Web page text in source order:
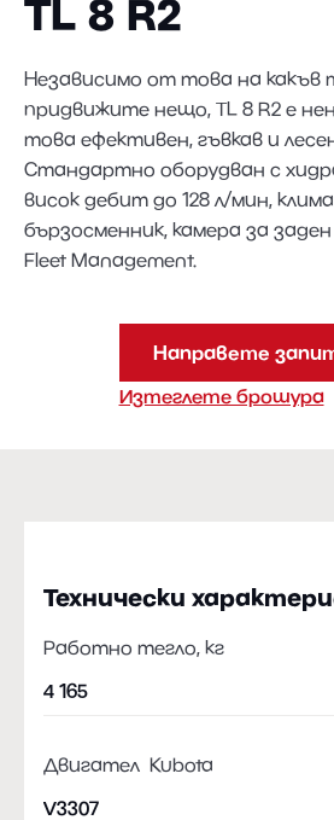
TL 8 R2
Независимо от това на какъв
придвижите нещо, TL 8 R2 е
това ефективен, гъвкав и
Стандартно оборудван с
висок дебит до 128 л/мин,
бързосменник, камера за заден
Fleet Management.
Направете
Изтеглете брошура
Технически
Работно тегло, кг
4 165
Двигател Kubota
V3307